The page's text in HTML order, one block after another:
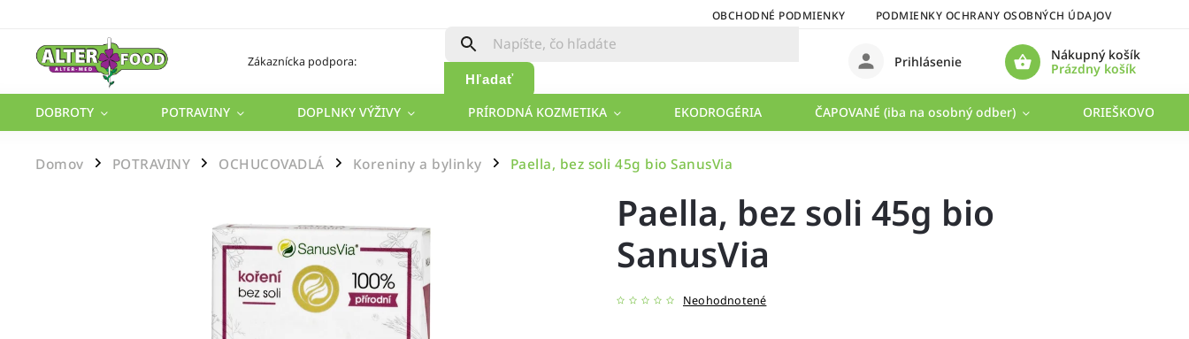
OBCHODNÉ PODMIENKY PODMIENKY OCHRANY OSOBNÝCH ÚDAJOV
Zákaznícka podpora:
Hľadať
Nákupný košík
Prázdny košík
Prihlásenie
DOBROTY POTRAVINY DOPLNKY VÝŽIVY PRÍRODNÁ KOZMETIKA EKODROGÉRIA ČAPOVANÉ (iba na osobný odber) ORIEŠKOVO
Domov / POTRAVINY / OCHUCOVADLÁ / Koreniny a bylinky / Paella, bez soli 45g bio SanusVia
Paella, bez soli 45g bio
SanusVia
Neohodnotené